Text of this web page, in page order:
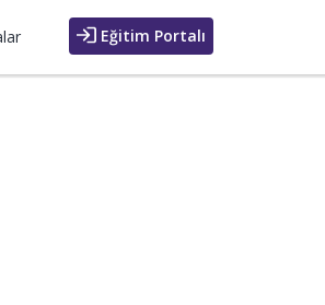
Eğitim Portalı